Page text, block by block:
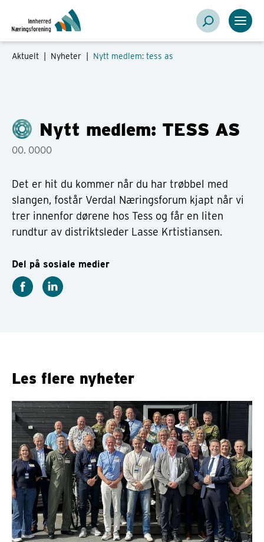
Aktuelt | Nyheter Nytt medlem: tess as
Nytt medlem: TESS AS
00. 0000
Det er hit du kommer når du har trøbbel med
slangen, fostår Verdal Næringsforum kjapt når vi
trer innenfor dørene hos Tess og får en liten
rundtur av distriktsleder Lasse Krtistiansen.
Del på sosiale medier
Les flere nyheter